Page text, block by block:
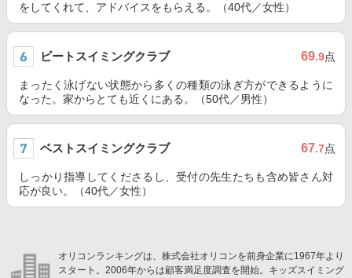
をしてくれて、アドバイスをもらえる。（40代／女性）
ビートスイミングクラブ 69.9点
まったく泳げない状態から多くの種類の泳ぎ方ができるように
なった。家からとても近くにある。（50代／男性）
ベストスイミングクラブ 67.7点
しっかり指導してくださるし、受付の先生たちも含め皆さん対
応が良い。（40代／女性）
オリコンランキングは、株式会社オリコンを前身企業に1967年より
スタート。2006年からは顧客満足度調査を開始。キッズスイミング